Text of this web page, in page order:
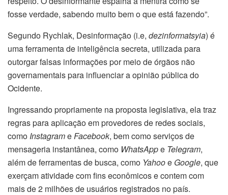
fosse verdade, sabendo muito bem o que está fazendo”.
Segundo Rychlak, Desinformação (i.e, dezinformatsyia) é
uma ferramenta de inteligência secreta, utilizada para
outorgar falsas informações por meio de órgãos não
governamentais para influenciar a opinião pública do
Ocidente.
Ingressando propriamente na proposta legislativa, ela traz
regras para aplicação em provedores de redes sociais,
como InstagrameFacebook, bem como serviços de
mensageria instantânea, como WhatsAppe Telegram,
além de ferramentas de busca, como Yahooe Google, que
exerçam atividade com fins econômicos e contem com
mais de 2 milhões de usuários registrados no país.